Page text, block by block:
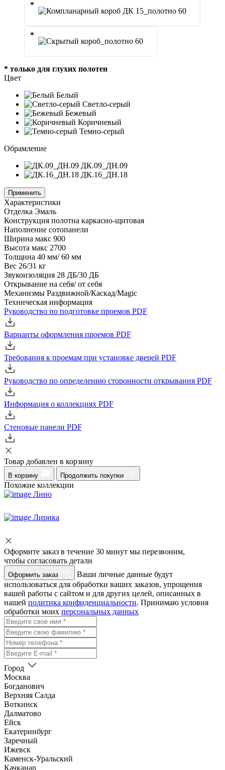
*
*
* только для глухих полотен
Цвет
Белый
Светло-серый
Бежевый
Коричневый
Темно-серый
Обрамление
ДК.09_ДН.09
ДК.16_ДН.18
Применить
Характеристики
Отделка Эмаль
Конструкция полотна каркасно-щитовая
Наполнение сотопанели
Ширина макс 900
Высота макс 2700
Толщина 40 мм/ 60 мм
Вес 26/31 кг
Звукоизоляция 28 ДБ/30 ДБ
Открывание на себя/ от себя
Механизмы Раздвижной/Каскад/Magic
Техническая информация
Руководство по подготовке проемов PDF
Варианты оформления проемов PDF
Требования к проемам при установке дверей PDF
Руководство по определению сторонности открывания PDF
Информация о коллекциях PDF
Стеновые панели PDF
Товар добавлен в корзину
В корзину Продолжить покупки
Похожие коллекции
Лино
Лирика
Оформите заказ в течение 30 минут мы перезвоним,
чтобы согласовать детали
Оформить заказ
Ваши личные данные будут
использоваться для обработки ваших заказов, упрощения
вашей работы с сайтом и для других целей, описанных в
нашей политика конфиденциальности. Принимаю условия
обработки моих персональных данных
Город
Москва
Богданович
Верхняя Салда
Воткинск
Далматово
Ейск
Екатеринбург
Заречный
Ижевск
Каменск-Уральский
Качканар